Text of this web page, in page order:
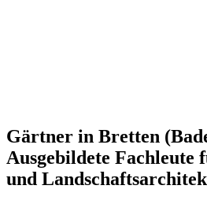
Gärtner in Bretten
Ausgebildete Fachleute
und